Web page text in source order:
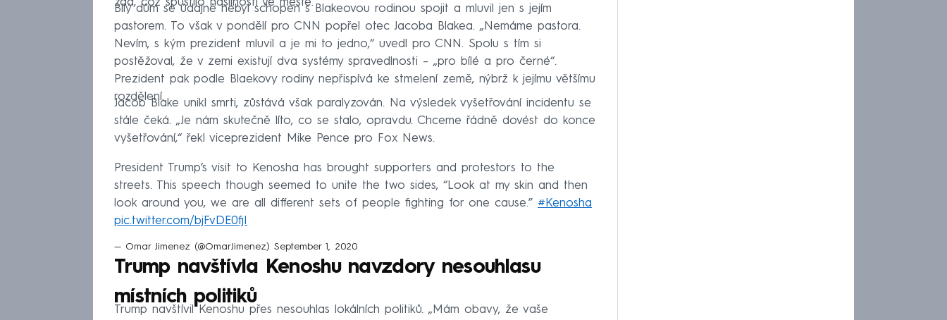
Bílý dům se údajně nebyl schopen s Blakeovou rodinou spojit a mluvil jen s jejím
pastorem. To však v pondělí pro CNN popřel otec Jacoba Blakea. „Nemáme pastora.
Nevím, s kým prezident mluvil a je mi to jedno,“ uvedl pro CNN. Spolu s tím si
postěžoval, že v zemi existují dva systémy spravedlnosti –⁠ „pro bílé a pro černé“.
Prezident pak podle Blaekovy rodiny nepřispívá ke stmelení země, nýbrž k jejímu většímu
rozdělení.
Jacob Blake unikl smrti, zůstává však paralyzován. Na výsledek vyšetřování incidentu se
stále čeká. „Je nám skutečně líto, co se stalo, opravdu. Chceme řádně dovést do konce
vyšetřování,“ řekl viceprezident Mike Pence pro Fox News.
President Trump’s visit to Kenosha has brought supporters and protestors to the
streets. This speech though seemed to unite the two sides, “Look at my skin and then
look around you, we are all different sets of people fighting for one cause.” #Kenosha
pic.twitter.com/bjFvDE0fjI
— Omar Jimenez (@OmarJimenez) September 1, 2020
Trump navštívla Kenoshu navzdory nesouhlasu
místních politiků
Trump navštívil Kenoshu přes nesouhlas lokálních politiků. „Mám obavy, že vaše